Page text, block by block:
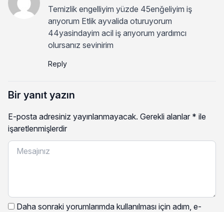
Temizlik engelliyim yüzde 45enğeliyim iş
arıyorum Etlik ayvalida oturuyorum
44yasindayim acil iş arıyorum yardımcı
olursanız sevinirim
Reply
Bir yanıt yazın
E-posta adresiniz yayınlanmayacak. Gerekli alanlar * ile
işaretlenmişlerdir
Daha sonraki yorumlarımda kullanılması için adım, e-